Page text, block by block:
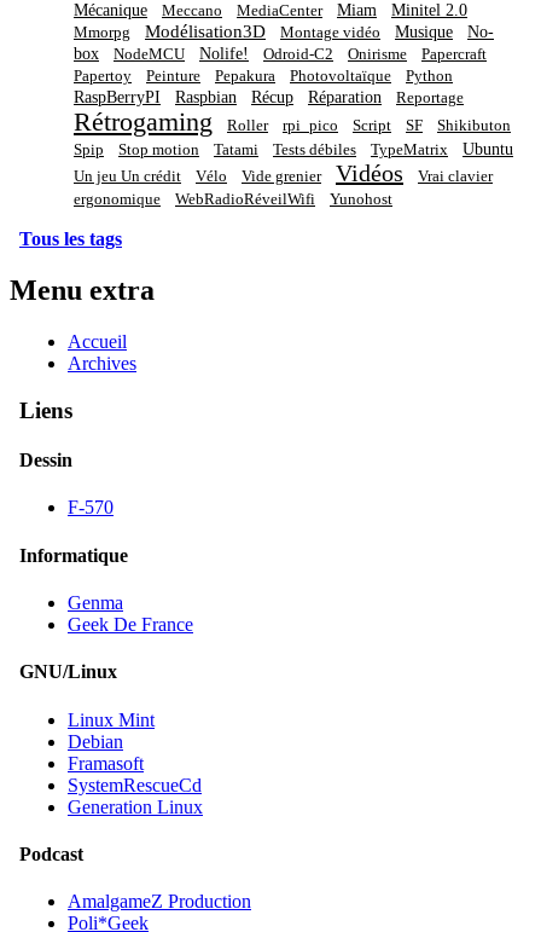
Mécanique Meccano MediaCenter Miam Minitel 2.0
Mmorpg Modélisation3D Montage vidéo Musique
No-
box
NodeMCU Nolife! Odroid-C2 Onirisme
Papercraft
Papertoy
Peinture Pepakura Photovoltaïque Python
RaspBerryPI Raspbian Récup Réparation Reportage
Rétrogaming Roller rpi_pico Script SF
Shikibuton
Spip
Stop motion Tatami Tests débiles TypeMatrix Ubuntu
Un jeu Un crédit Vélo Vide grenier Vidéos
Vrai clavier
ergonomique
WebRadioRéveilWifi Yunohost
Tous les tags
Menu extra
Accueil
Archives
Liens
Dessin
F-570
Informatique
Genma
Geek De France
GNU/Linux
Linux Mint
Debian
Framasoft
SystemRescueCd
Generation Linux
Podcast
AmalgameZ Production
Poli*Geek